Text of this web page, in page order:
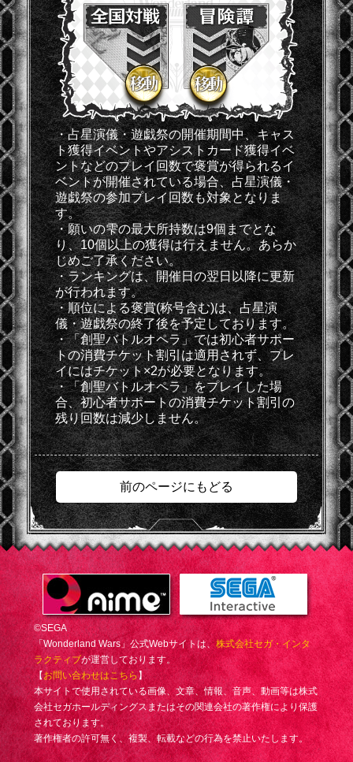
・占星演儀・遊戯祭の開催期間中、キャス
ト獲得イベントやアシストカード獲得イベ
ントなどのプレイ回数で褒賞が得られるイ
ベントが開催されている場合、占星演儀・
遊戯祭の参加プレイ回数も対象となりま
す。
・願いの雫の最大所持数は9個までとな
り、10個以上の獲得は行えません。あらか
じめご了承ください。
・ランキングは、開催日の翌日以降に更新
が行われます。
・順位による褒賞(称号含む)は、占星演
儀・遊戯祭の終了後を予定しております。
・「創聖バトルオペラ」では初心者サポー
トの消費チケット割引は適用されず、プレ
イにはチケット×2が必要となります。
・「創聖バトルオペラ」をプレイした場
合、初心者サポートの消費チケット割引の
残り回数は減少しません。
前のページにもどる
©SEGA
「Wonderland Wars」公式Webサイトは、株式会社セガ・インタ
ラクティブが運営しております。
【お問い合わせはこちら】
本サイトで使用されている画像、文章、情報、音声、動画等は株式
会社セガホールディングスまたはその関連会社の著作権により保護
されております。
著作権者の許可無く、複製、転載などの行為を禁止いたします。